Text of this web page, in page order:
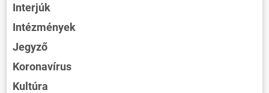
Interjúk
Intézmények
Jegyző
Koronavírus
Kultúra